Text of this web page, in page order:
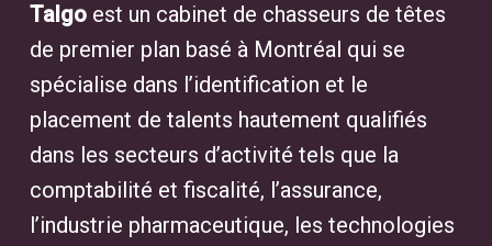
Talgoest un cabinet de chasseurs de têtes
de premier plan basé à Montréal qui se
spécialise dans l’identification et le
placement de talents hautement qualifiés
dans les secteurs d’activité tels que la
comptabilité et fiscalité, l’assurance,
l’industrie pharmaceutique, les technologies